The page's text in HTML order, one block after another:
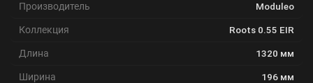
Производитель Moduleo
Коллекция Roots 0.55 EIR
Длина 1320 мм
Ширина 196 мм